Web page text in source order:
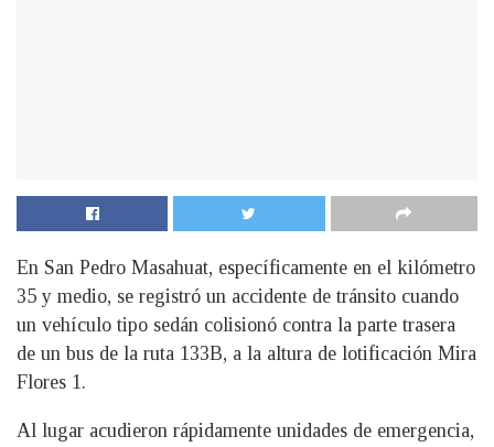
En San Pedro Masahuat, específicamente en el kilómetro
35 y medio, se registró un accidente de tránsito cuando
un vehículo tipo sedán colisionó contra la parte trasera
de un bus de la ruta 133B, a la altura de lotificación Mira
Flores 1.
Al lugar acudieron rápidamente unidades de emergencia,